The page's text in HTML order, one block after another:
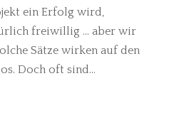
ein Erfolg wird,
freiwillig … aber wir
Sätze wirken auf den
Doch oft sind...